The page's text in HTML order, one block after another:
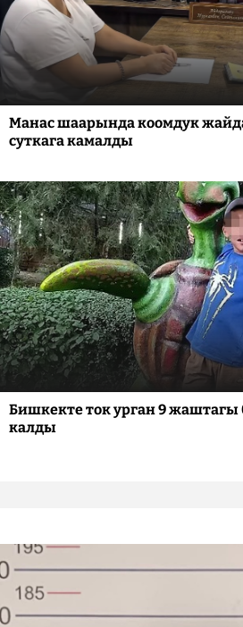
Манас шаарында коомдук
суткага камалды
Бишкекте ток урган 9 жаштагы
калды